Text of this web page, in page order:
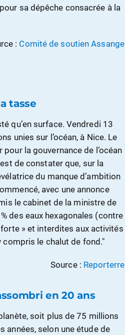
sa dépêche consacrée à la
: Comité de soutien Assange
tasse
qu’en surface. Vendredi 13
unies sur l’océan, à Nice. Le
la gouvernance de l’océan
de constater que, sur la
du manque d’ambition
avec une annonce
le cabinet de la ministre de
des eaux hexagonales (contre
» et interdites aux activités
compris le chalut de fond."
Source : Reporterre
en 20 ans
soit plus de 75 millions
années, selon une étude de